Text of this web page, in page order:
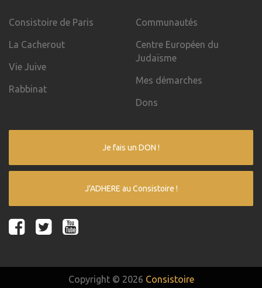
Consistoire de Paris
La Cacherout
Vie Juive
Rabbinat
Communautés
Centre Européen du
Judaïsme
Mes démarches
Dons
Je fais un DON !
J'ADHERE au Consistoire !
Copyright © 2026 Consistoire